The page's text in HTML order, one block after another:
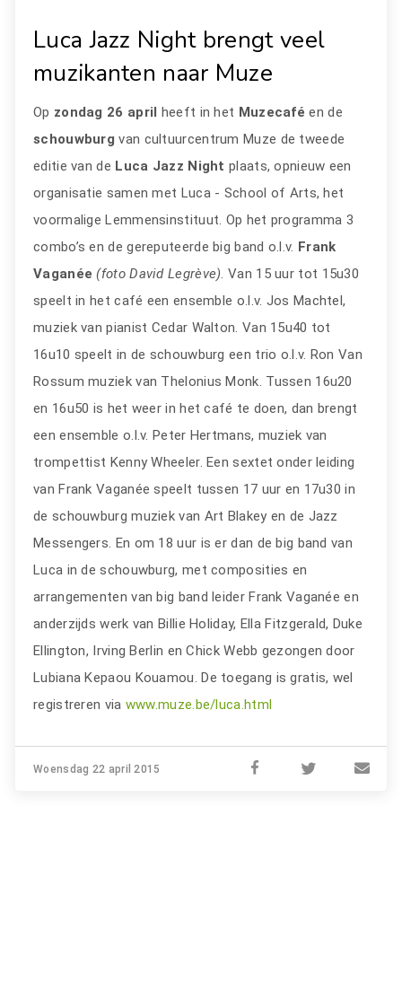
Luca Jazz Night brengt veel
muzikanten naar Muze
Op zondag 26 april heeft in het Muzecaféen de
schouwburgvan cultuurcentrum Muze de tweede
editie van de Luca Jazz Nightplaats, opnieuw een
organisatie samen met Luca - School of Arts, het
voormalige Lemmensinstituut. Op het programma 3
combo’s en de gereputeerde big band o.l.v. Frank
Vaganée (foto David Legrève). Van 15 uur tot 15u30
speelt in het café een ensemble o.l.v. Jos Machtel,
muziek van pianist Cedar Walton. Van 15u40 tot
16u10 speelt in de schouwburg een trio o.l.v. Ron Van
Rossum muziek van Thelonius Monk. Tussen 16u20
en 16u50 is het weer in het café te doen, dan brengt
een ensemble o.l.v. Peter Hertmans, muziek van
trompettist Kenny Wheeler. Een sextet onder leiding
van Frank Vaganée speelt tussen 17 uur en 17u30 in
de schouwburg muziek van Art Blakey en de Jazz
Messengers. En om 18 uur is er dan de big band van
Luca in de schouwburg, met composities en
arrangementen van big band leider Frank Vaganée en
anderzijds werk van Billie Holiday, Ella Fitzgerald, Duke
Ellington, Irving Berlin en Chick Webb gezongen door
Lubiana Kepaou Kouamou. De toegang is gratis, wel
registreren via www.muze.be/luca.html
Woensdag 22 april 2015